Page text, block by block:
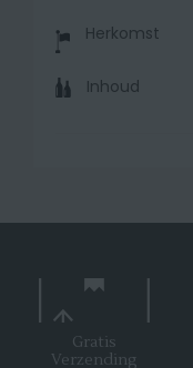
Herkomst
Inhoud
Gratis
Verzending